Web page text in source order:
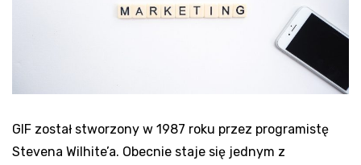
GIF został stworzony w 1987 roku przez programistę
Stevena Wilhite’a. Obecnie staje się jednym z